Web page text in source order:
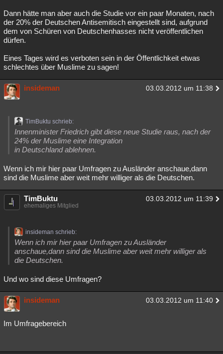
Dann hätte man aber auch die Studie vor ein paar Monaten, nach
der 20% der Deutschen Antisemitisch eingestellt sind, aufgrund
dem von Schüren von Deutschenhasses nicht veröffentlichen
dürfen.
Eines Tages wird es verboten sein in der Öffentlichkeit etwas
schlechtes über Muslime zu sagen!
insideman 03.03.2012 um 11:38
TimBuktu schrieb:
Innenminister Friedrich gibt diese neue Studie raus, nach der
24% der Muslime eine Integration
in Deutschland ablehnen.
Wenn ich mir hier paar Umfragen zu Ausländer anschaue,dann
sind die Muslime aber weit mehr williger als die Deutschen.
TimBuktu 03.03.2012 um 11:39
ehemaliges Mitglied
insideman schrieb:
Wenn ich mir hier paar Umfragen zu Ausländer
anschaue,dann sind die Muslime aber weit mehr williger als
die Deutschen.
Und wo sind diese Umfragen?
insideman 03.03.2012 um 11:40
Im Umfragebereich